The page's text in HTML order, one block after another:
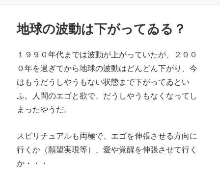
地球の波動は下がってゐる？
１９９０年代までは波動が上がっていたが、２００
０年を過ぎてから地球の波動はどんどん下がり、今
はもうだうしやうもない状態まで下がってゐとい
ふ。人間のエゴと欲で、だうしやうもなくなってし
まったやうだ。
スピリチュアルも両極で、エゴを伸張させる方向に
行くか（願望実現等）、愛や覚醒を伸張させて行く
か・・・